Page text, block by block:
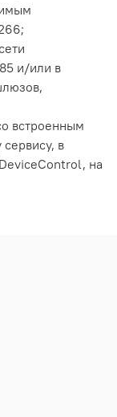
и/или в
встроенным
в
на